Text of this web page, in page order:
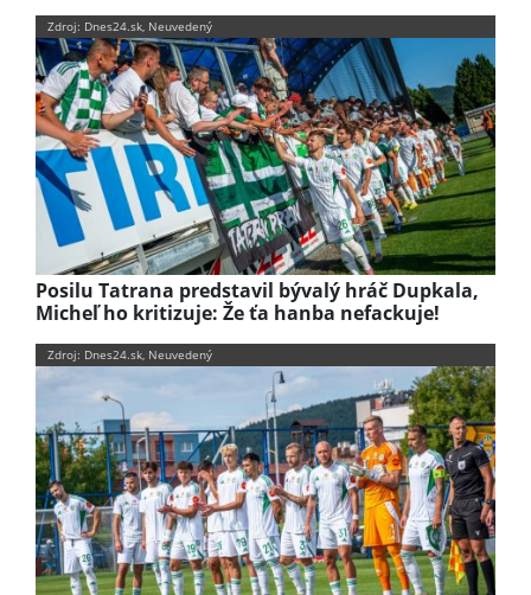
Zdroj: Dnes24.sk, Neuvedený
Posilu Tatrana predstavil bývalý hráč Dupkala,
Micheľ ho kritizuje: Že ťa hanba nefackuje!
Zdroj: Dnes24.sk, Neuvedený